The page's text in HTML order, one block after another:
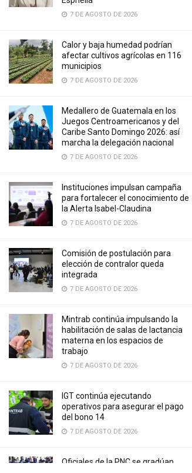
7 DE AGOSTO DE 2026
Calor y baja humedad podrían
afectar cultivos agrícolas en 116
municipios
7 DE AGOSTO DE 2026
Medallero de Guatemala en los
Juegos Centroamericanos y del
Caribe Santo Domingo 2026: así
marcha la delegación nacional
7 DE AGOSTO DE 2026
Instituciones impulsan campaña
para fortalecer el conocimiento de
la Alerta Isabel-Claudina
7 DE AGOSTO DE 2026
Comisión de postulación para
elección de contralor queda
integrada
7 DE AGOSTO DE 2026
Mintrab continúa impulsando la
habilitación de salas de lactancia
materna en los espacios de
trabajo
7 DE AGOSTO DE 2026
IGT continúa ejecutando
operativos para asegurar el pago
del bono 14
7 DE AGOSTO DE 2026
Oficiales de la PNC se gradúan